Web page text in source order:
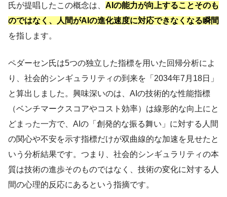
氏が提唱したこの概念は、 AIの能力が向上することそのも
のではなく、人間がAIの進化速度に対応できなくなる瞬間
を指します。
ペダーセン氏は5つの独立した指標を用いた回帰分析によ
り、社会的シンギュラリティの到来を「2034年7月18日」
と算出しました。興味深いのは、AIの技術的な性能指標
（ベンチマークスコアやコスト効率）は線形的な向上にと
どまった一方で、AIの「創発的な振る舞い」に対する人間
の関心や不安を示す指標だけが双曲線的な加速を見せたと
いう分析結果です。つまり、社会的シンギュラリティの本
質は技術の進歩そのものではなく、技術の変化に対する人
間の心理的反応にあるという指摘です。